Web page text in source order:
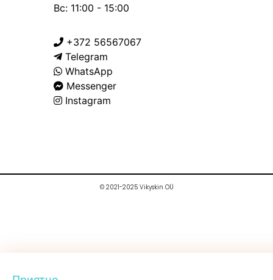
Вс: 11:00 - 15:00
+372 56567067
Telegram
WhatsApp
Messenger
Instagram
© 2021-2025 Vikyskin OÜ